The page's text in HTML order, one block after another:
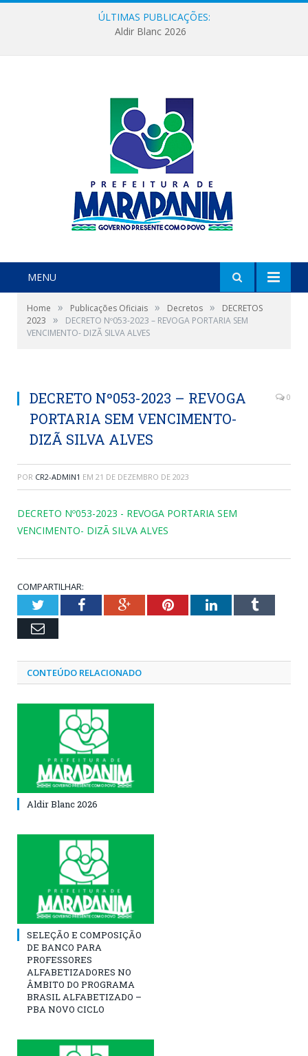
ÚLTIMAS PUBLICAÇÕES:
Aldir Blanc 2026
MENU
Home » Publicações Oficiais » Decretos »
DECRETOS
2023
»
DECRETO Nº053-2023 – REVOGA PORTARIA SEM
VENCIMENTO- DIZÃ SILVA ALVES
DECRETO Nº053-2023 – REVOGA
PORTARIA SEM VENCIMENTO-
DIZÃ SILVA ALVES
0
POR CR2-ADMIN1 EM 21 DE DEZEMBRO DE 2023
DECRETO Nº053-2023 - REVOGA PORTARIA SEM
VENCIMENTO- DIZÃ SILVA ALVES
COMPARTILHAR:
TwitterFacebookGoogle+PinterestLinkedInTumblr
Email
CONTEÚDO RELACIONADO
Aldir Blanc 2026
SELEÇÃO E COMPOSIÇÃO
DE BANCO PARA
PROFESSORES
ALFABETIZADORES NO
ÂMBITO DO PROGRAMA
BRASIL ALFABETIZADO –
PBA NOVO CICLO